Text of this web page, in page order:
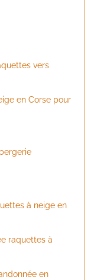
vers
en Corse pour
à neige en
raquettes à
en